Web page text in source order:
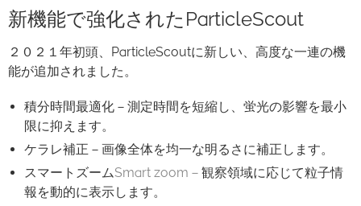
新機能で強化されたParticleScout
２０２１年初頭、ParticleScoutに新しい、高度な一連の機
能が追加されました。
積分時間最適化－測定時間を短縮し、蛍光の影響を最小
限に抑えます。
ケラレ補正－画像全体を均一な明るさに補正します。
スマートズームSmart zoom－ 観察領域に応じて粒子情
報を動的に表示します。